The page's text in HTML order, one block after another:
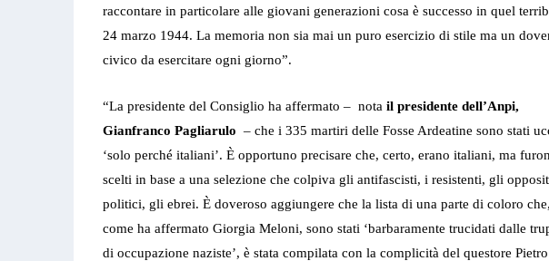
raccontare in particolare alle giovani generazioni cosa è successo in quel
24 marzo 1944. La memoria non sia mai un puro esercizio di stile ma un
civico da esercitare ogni giorno”.
“La presidente del Consiglio ha affermato – nota il presidente dell’Anpi,
Gianfranco Pagliarulo – che i 335 martiri delle Fosse Ardeatine sono stati
‘solo perché italiani’. È opportuno precisare che, certo, erano italiani, ma
scelti in base a una selezione che colpiva gli antifascisti, i resistenti, gli
politici, gli ebrei. È doveroso aggiungere che la lista di una parte di coloro che,
come ha affermato Giorgia Meloni, sono stati ‘barbaramente trucidati dalle
di occupazione naziste’, è stata compilata con la complicità del questore Pietro